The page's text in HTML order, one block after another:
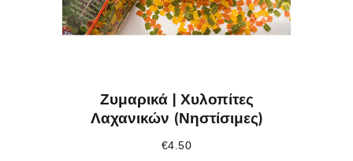
Ζυμαρικά | Χυλοπίτες
Λαχανικών (νηστίσιμες)
€4.50